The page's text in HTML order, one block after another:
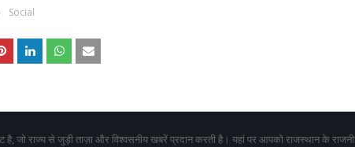
Social
है, जो राज्य से जुड़ी ताज़ा और विश्वसनीय खबरें प्रदान करती है। यहां पर आपको राजस्थान के